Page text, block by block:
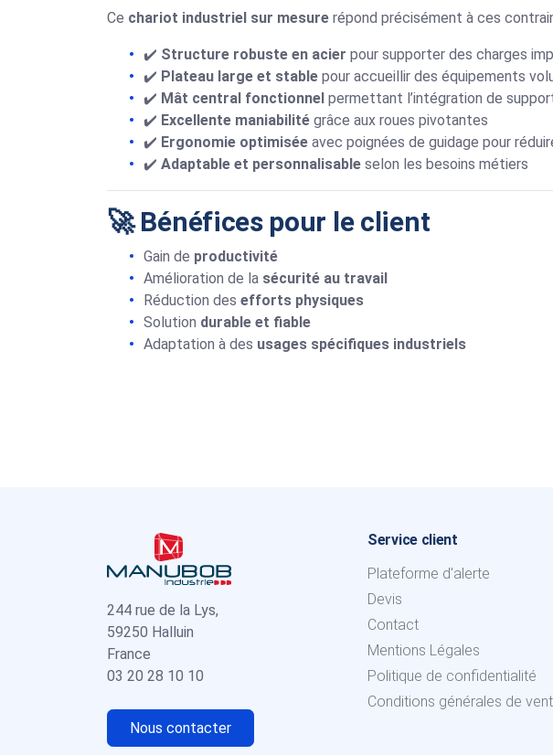
Ce chariot industriel sur mesure répond précisément à ces
✔️ Structure robuste en acier pour supporter des charges
✔️ Plateau large et stable pour accueillir des équipements
✔️ Mât central fonctionnel permettant l’intégration de
✔️ Excellente maniabilité grâce aux roues pivotantes
✔️ Ergonomie optimisée avec poignées de guidage pour
✔️ Adaptable et personnalisable selon les besoins métiers
🚀 Bénéfices pour le client
Gain de productivité
Amélioration de la sécurité au travail
Réduction des efforts physiques
Solution durable et fiable
Adaptation à des usages spécifiques industriels
244 rue de la Lys,
59250 Halluin
France
03 20 28 10 10
Nous contacter
Service client
Plateforme d'alerte
Devis
Contact
Mentions Légales
Politique de confidentialité
Conditions générales de